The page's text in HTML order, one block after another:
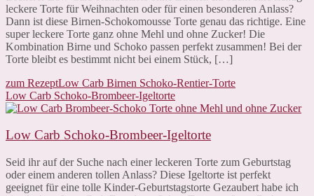
leckere Torte für Weihnachten oder für einen besonderen Anlass?
Dann ist diese Birnen-Schokomousse Torte genau das richtige. Eine
super leckere Torte ganz ohne Mehl und ohne Zucker! Die
Kombination Birne und Schoko passen perfekt zusammen! Bei der
Torte bleibt es bestimmt nicht bei einem Stück, […]
zum RezeptLow Carb Birnen Schoko-Rentier-Torte
Low Carb Schoko-Brombeer-Igeltorte
Low Carb Schoko-Brombeer-Igeltorte
Seid ihr auf der Suche nach einer leckeren Torte zum Geburtstag
oder einem anderen tollen Anlass? Diese Igeltorte ist perfekt
geeignet für eine tolle Kinder-Geburtstagstorte Gezaubert habe ich